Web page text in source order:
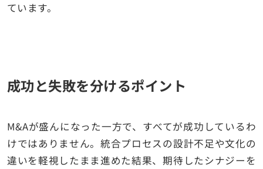
ています。
成功と失敗を分けるポイント
M&Aが盛んになった一方で、すべてが成功しているわ
けではありません。統合プロセスの設計不足や文化の
違いを軽視したまま進めた結果、期待したシナジーを